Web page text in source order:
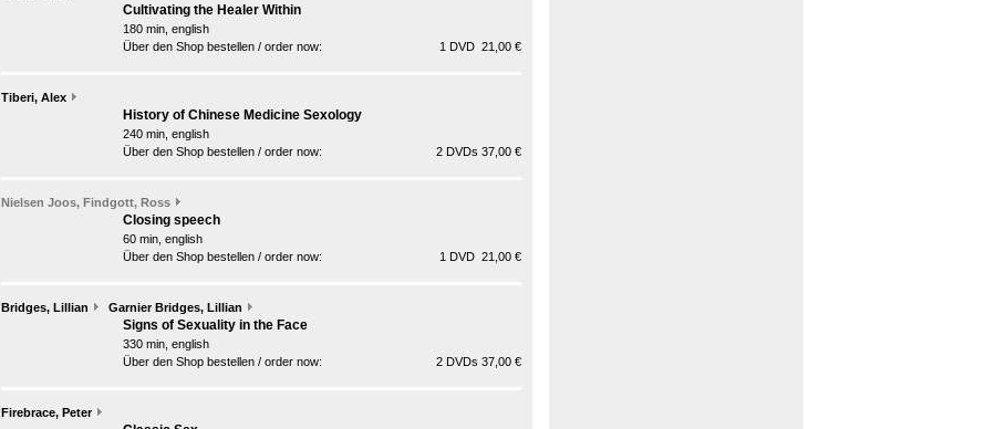
Cultivating the Healer Within
180 min, english
Über den Shop bestellen / order now:
1 DVD 21,00 €
Tiberi, Alex
History of Chinese Medicine Sexology
240 min, english
Über den Shop bestellen / order now:
2 DVDs 37,00 €
Nielsen Joos, Findgott, Ross
Closing speech
60 min, english
Über den Shop bestellen / order now:
1 DVD 21,00 €
Bridges, Lillian Garnier Bridges, Lillian
Signs of Sexuality in the Face
330 min, english
Über den Shop bestellen / order now:
2 DVDs 37,00 €
Firebrace, Peter